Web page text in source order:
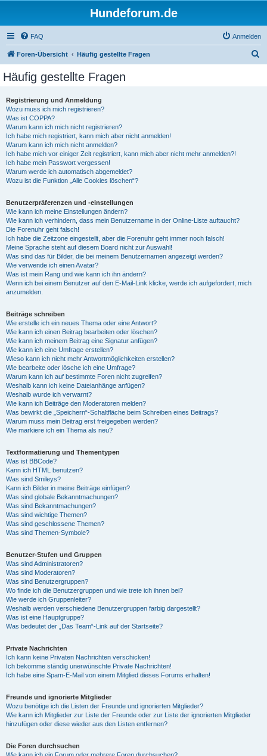
Hundeforum.de
FAQ Anmelden
Foren-Übersicht Häufig gestellte Fragen
Häufig gestellte Fragen
Registrierung und Anmeldung
Wozu muss ich mich registrieren?
Was ist COPPA?
Warum kann ich mich nicht registrieren?
Ich habe mich registriert, kann mich aber nicht anmelden!
Warum kann ich mich nicht anmelden?
Ich habe mich vor einiger Zeit registriert, kann mich aber nicht mehr anmelden?!
Ich habe mein Passwort vergessen!
Warum werde ich automatisch abgemeldet?
Wozu ist die Funktion „Alle Cookies löschen“?
Benutzerpräferenzen und -einstellungen
Wie kann ich meine Einstellungen ändern?
Wie kann ich verhindern, dass mein Benutzername in der Online-Liste auftaucht?
Die Forenuhr geht falsch!
Ich habe die Zeitzone eingestellt, aber die Forenuhr geht immer noch falsch!
Meine Sprache steht auf diesem Board nicht zur Auswahl!
Was sind das für Bilder, die bei meinem Benutzernamen angezeigt werden?
Wie verwende ich einen Avatar?
Was ist mein Rang und wie kann ich ihn ändern?
Wenn ich bei einem Benutzer auf den E-Mail-Link klicke, werde ich aufgefordert, mich
anzumelden.
Beiträge schreiben
Wie erstelle ich ein neues Thema oder eine Antwort?
Wie kann ich einen Beitrag bearbeiten oder löschen?
Wie kann ich meinem Beitrag eine Signatur anfügen?
Wie kann ich eine Umfrage erstellen?
Wieso kann ich nicht mehr Antwortmöglichkeiten erstellen?
Wie bearbeite oder lösche ich eine Umfrage?
Warum kann ich auf bestimmte Foren nicht zugreifen?
Weshalb kann ich keine Dateianhänge anfügen?
Weshalb wurde ich verwarnt?
Wie kann ich Beiträge den Moderatoren melden?
Was bewirkt die „Speichern“-Schaltfläche beim Schreiben eines Beitrags?
Warum muss mein Beitrag erst freigegeben werden?
Wie markiere ich ein Thema als neu?
Textformatierung und Thementypen
Was ist BBCode?
Kann ich HTML benutzen?
Was sind Smileys?
Kann ich Bilder in meine Beiträge einfügen?
Was sind globale Bekanntmachungen?
Was sind Bekanntmachungen?
Was sind wichtige Themen?
Was sind geschlossene Themen?
Was sind Themen-Symbole?
Benutzer-Stufen und Gruppen
Was sind Administratoren?
Was sind Moderatoren?
Was sind Benutzergruppen?
Wo finde ich die Benutzergruppen und wie trete ich ihnen bei?
Wie werde ich Gruppenleiter?
Weshalb werden verschiedene Benutzergruppen farbig dargestellt?
Was ist eine Hauptgruppe?
Was bedeutet der „Das Team“-Link auf der Startseite?
Private Nachrichten
Ich kann keine Privaten Nachrichten verschicken!
Ich bekomme ständig unerwünschte Private Nachrichten!
Ich habe eine Spam-E-Mail von einem Mitglied dieses Forums erhalten!
Freunde und ignorierte Mitglieder
Wozu benötige ich die Listen der Freunde und ignorierten Mitglieder?
Wie kann ich Mitglieder zur Liste der Freunde oder zur Liste der ignorierten Mitglieder
hinzufügen oder diese wieder aus den Listen entfernen?
Die Foren durchsuchen